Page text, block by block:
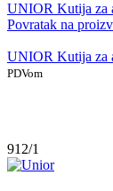
UNIOR Kutija za
Povratak na
UNIOR Kutija za
PDVom
912/1